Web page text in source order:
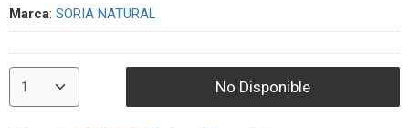
Marca: SORIA NATURAL
No Disponible